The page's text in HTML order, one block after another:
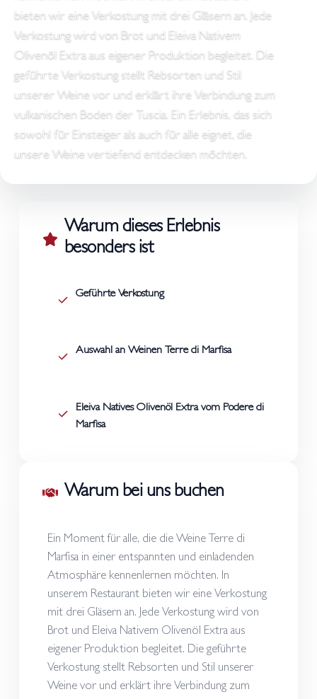
bieten wir eine Verkostung mit drei Gläsern an. Jede
Verkostung wird von Brot und Eleiva Nativem
Olivenöl Extra aus eigener Produktion begleitet. Die
geführte Verkostung stellt Rebsorten und Stil
unserer Weine vor und erklärt ihre Verbindung zum
vulkanischen Boden der Tuscia. Ein Erlebnis, das sich
sowohl für Einsteiger als auch für alle eignet, die
unsere Weine vertiefend entdecken möchten.
Warum bei uns buchen
Ein Moment für alle, die die Weine Terre di
Marfisa in einer entspannten und einladenden
Atmosphäre kennenlernen möchten. In
unserem Restaurant bieten wir eine Verkostung
mit drei Gläsern an. Jede Verkostung wird von
Brot und Eleiva Nativem Olivenöl Extra aus
eigener Produktion begleitet. Die geführte
Verkostung stellt Rebsorten und Stil unserer
Weine vor und erklärt ihre Verbindung zum
Warum dieses Erlebnis
besonders ist
Geführte Verkostung
Auswahl an Weinen Terre di Marfisa
Eleiva Natives Olivenöl Extra vom Podere di
Marfisa